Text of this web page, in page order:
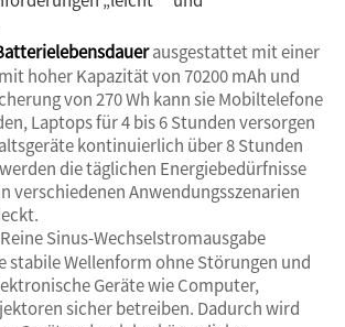
ausgestattet mit einer
hoher Kapazität von 70200 mAh und
von 270 Wh kann sie Mobiltelefone
Laptops für 4 bis 6 Stunden versorgen
kontinuierlich über 8 Stunden
die täglichen Energiebedürfnisse
verschiedenen Anwendungsszenarien
Sinus-Wechselstromausgabe
stabile Wellenform ohne Störungen und
Geräte wie Computer,
sicher betreiben. Dadurch wird